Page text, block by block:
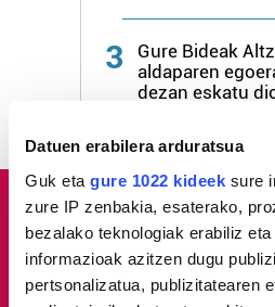
Datuen erabilera arduratsua
Guk eta gure 1022 kideek sure
zure IP zenbakia, esaterako,
bezalako teknologiak erabiliz
informazioak azitzen dugu
pertsonalizatua, publizitatearen
3
Gure Bideak
aldaparen
dezan eskatu